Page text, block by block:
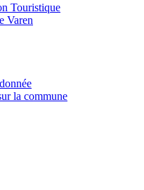
Touristique
Varen
la commune